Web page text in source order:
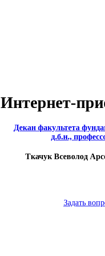
Интернет-
Декан факультета
д.б.н.,
Ткачук Всеволод
Задать